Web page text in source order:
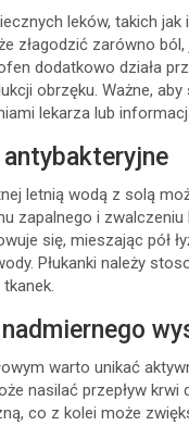
leków, takich jak
złagodzić zarówno ból,
dodatkowo działa
obrzęku. Ważne,
lekarza lub
antybakteryjne
letnią wodą z solą
zapalnego i zwalczeniu
się, mieszając pół
Płukanki należy
warto unikać
nasilać przepływ krwi
co z kolei może